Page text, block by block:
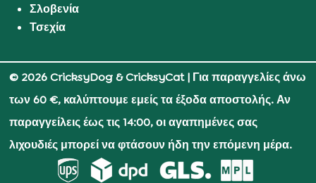
Σλοβενία
Τσεχία
© 2026 CricksyDog & CricksyCat| Για παραγγελίες άνω
των 60 €, καλύπτουμε εμείς τα έξοδα αποστολής. Αν
παραγγείλεις έως τις 14:00, οι αγαπημένες σας
λιχουδιές μπορεί να φτάσουν ήδη την επόμενη μέρα.